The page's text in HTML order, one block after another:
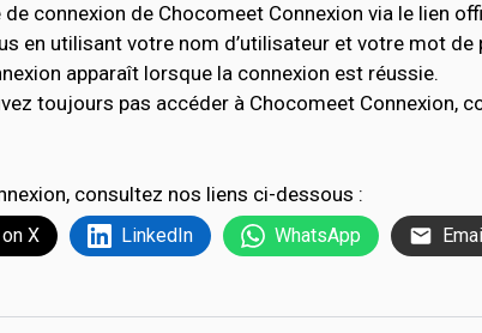
de connexion de Chocomeet Connexion via le lien
en utilisant votre nom d’utilisateur et votre mot de
apparaît lorsque la connexion est réussie.
toujours pas accéder à Chocomeet Connexion,
consultez nos liens ci-dessous :
X LinkedIn WhatsApp